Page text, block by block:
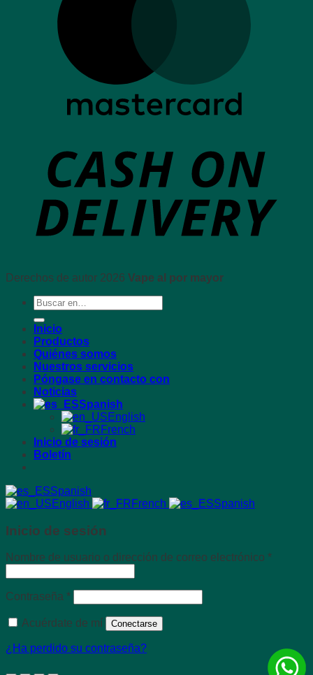
Derechos de autor 2026 Vape al por mayor
Buscar:
Inicio
Productos
Quiénes somos
Nuestros servicios
Póngase en contacto con
Noticias
Spanish
English
French
Inicio de sesión
Boletín
Spanish
English
French Spanish
Inicio de sesión
Nombre de usuario o dirección de correo electrónico *
Contraseña *Requerido
Acuérdate de mí Conectarse
¿Ha perdido su contraseña?